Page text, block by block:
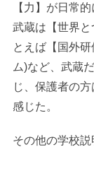
【力】が日常
武蔵は【世界
とえば【国外
ム)など、武蔵
じ、保護者の
感じた。
その他の学校